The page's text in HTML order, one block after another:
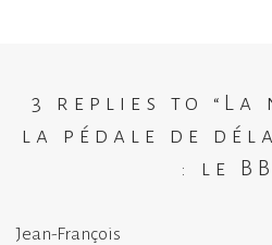
3 replies to “ La
la pédale de
: le
Jean-François